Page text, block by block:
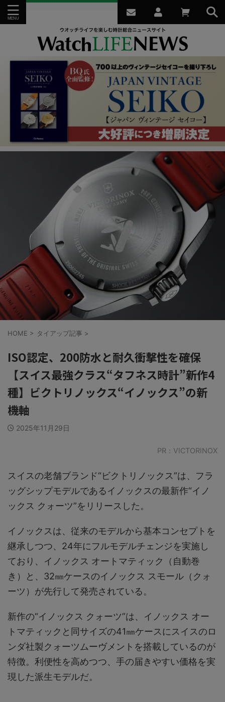
HOME > タイアップ記事 >
ISO認定、200防水と耐久衝撃性を確保
【スイス最強クラス“タフネス時計”新作4
種】ビクトリノックス“イノックス”の新
機軸
2025年11月29日
PR：VICTORINOX
スイスの老舗ブランド“ビクトリノックス”は、フラ
ッグシップモデルであるイノックスの最新作“イノ
ックス クォーツ”をリリースした。
イノックスは、従来のモデルから基本コンセプトを
継承しつつ、24年にフルモデルチェンジを実施し
ており、イノックス オートマティック（自動巻
き）と、32㎜ケースのイノックス スモール（クォ
ーツ）が先行して発売されている。
新作の“イノックス クォーツ”は、イノックス オー
トマティックと同サイズの41㎜ケースにスイスのロ
ンダ社製クォーツムーヴメントを搭載しているのが
特徴。利便性を高めつつ、手の届きやすい価格を実
現した派生モデルだ。